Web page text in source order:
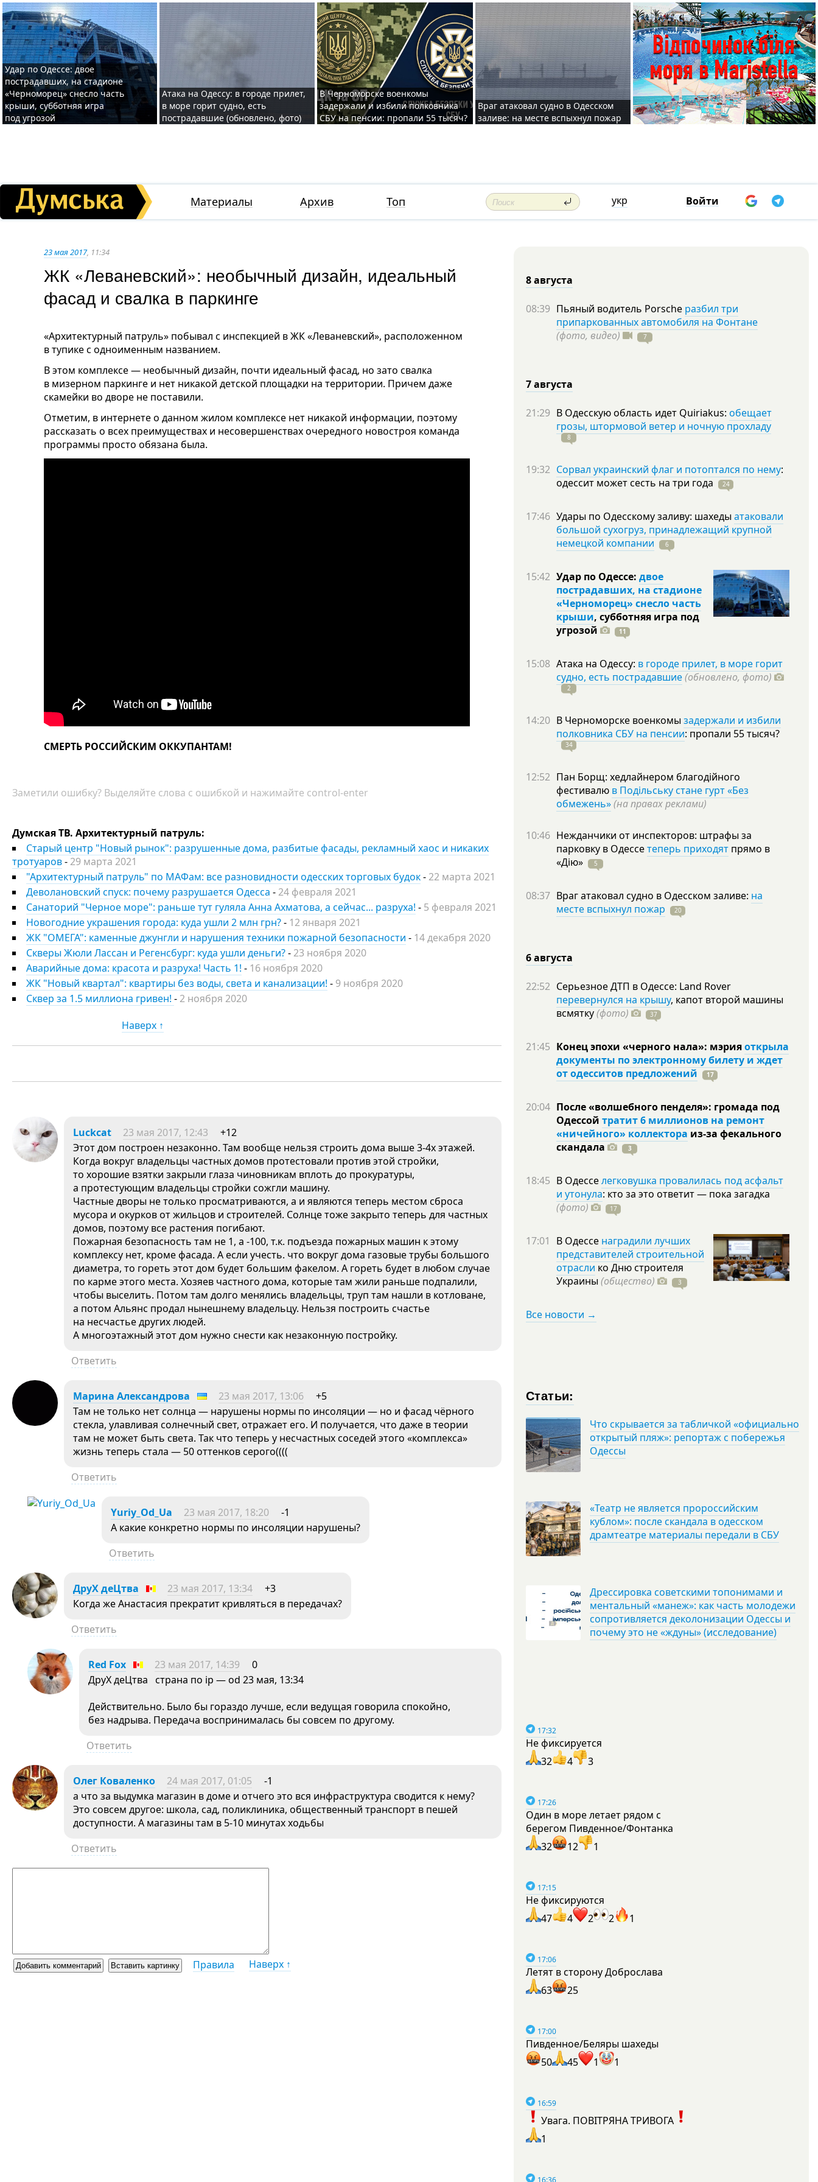
Удар по Одессе: двое
пострадавших, на стадионе
«Черноморец» снесло часть
крыши, субботняя игра
под угрозой
Атака на Одессу: в городе прилет,
в море горит судно, есть
пострадавшие (обновлено, фото)
В Черноморске военкомы
задержали и избили полковника
СБУ на пенсии: пропали 55 тысяч?
Враг атаковал судно в Одесском
заливе: на месте вспыхнул пожар
Материалы Архив Топ укр Войти
23 мая 2017, 11:34
ЖК «Леваневский»: необычный дизайн, идеальный
фасад и свалка в паркинге
«Архитектурный патруль» побывал с инспекцией в ЖК «Леваневский», расположенном
в тупике с одноименным названием.
В этом комплексе — необычный дизайн, почти идеальный фасад, но зато свалка
в мизерном паркинге и нет никакой детской площадки на территории. Причем даже
скамейки во дворе не поставили.
Отметим, в интернете о данном жилом комплексе нет никакой информации, поэтому
рассказать о всех преимуществах и несовершенствах очередного новостроя команда
программы просто обязана была.
СМЕРТЬ РОССИЙСКИМ ОККУПАНТАМ!
Заметили ошибку? Выделяйте слова с ошибкой и нажимайте control-enter
Думская ТВ. Архитектурный патруль:
Старый центр "Новый рынок": разрушенные дома, разбитые фасады, рекламный хаос и никаких
тротуаров- 29 марта 2021
"Архитектурный патруль" по МАФам: все разновидности одесских торговых будок- 22 марта 2021
Деволановский спуск: почему разрушается Одесса - 24 февраля 2021
Санаторий "Черное море": раньше тут гуляла Анна Ахматова, а сейчас... разруха! - 5 февраля 2021
Новогодние украшения города: куда ушли 2 млн грн?- 12 января 2021
ЖК "ОМЕГА": каменные джунгли и нарушения техники пожарной безопасности - 14 декабря 2020
Скверы Жюли Лассан и Регенсбург: куда ушли деньги?- 23 ноября 2020
Аварийные дома: красота и разруха! Часть 1! - 16 ноября 2020
ЖК "Новый квартал": квартиры без воды, света и канализации! - 9 ноября 2020
Сквер за 1.5 миллиона гривен! - 2 ноября 2020
Наверх ↑
Luckcat 23 мая 2017, 12:43
+12
Этот дом построен незаконно. Там вообще нельзя строить дома выше 3-4х этажей.
Когда вокруг владельцы частных домов протестовали против этой стройки,
то хорошие взятки закрыли глаза чиновникам вплоть до прокуратуры,
а протестующим владельцы стройки сожгли машину.
Частные дворы не только просматриваются, а и являются теперь местом сброса
мусора и окурков от жильцов и строителей. Солнце тоже закрыто теперь для частных
домов, поэтому все растения погибают.
Пожарная безопасность там не 1, а -100, т.к. подъезда пожарных машин к этому
комплексу нет, кроме фасада. А если учесть. что вокруг дома газовые трубы большого
диаметра, то гореть этот дом будет большим факелом. А гореть будет в любом случае
по карме этого места. Хозяев частного дома, которые там жили раньше подпалили,
чтобы выселить. Потом там долго менялись владельцы, труп там нашли в котловане,
а потом Альянс продал нынешнему владельцу. Нельзя построить счастье
на несчастье других людей.
А многоэтажный этот дом нужно снести как незаконную постройку.
Ответить
Марина Александрова 23 мая 2017, 13:06
+5
Там не только нет солнца — нарушены нормы по инсоляции — но и фасад чёрного
стекла, улавливая солнечный свет, отражает его. И получается, что даже в теории
там не может быть света. Так что теперь у несчастных соседей этого «комплекса»
жизнь теперь стала — 50 оттенков серого((((
Ответить
Yuriy_Od_Ua 23 мая 2017, 18:20
-1
А какие конкретно нормы по инсоляции нарушены?
Ответить
ДруХ деЦтва 23 мая 2017, 13:34
+3
Когда же Анастасия прекратит кривляться в передачах?
Ответить
Red Fox 23 мая 2017, 14:39
0
ДруХ деЦтва страна по ip — od 23 мая, 13:34
Действительно. Было бы гораздо лучше, если ведущая говорила спокойно,
без надрыва. Передача воспринималась бы совсем по другому.
Ответить
Олег Коваленко 24 мая 2017, 01:05
-1
а что за выдумка магазин в доме и отчего это вся инфраструктура сводится к нему?
Это совсем другое: школа, сад, поликлиника, общественный транспорт в пешей
доступности. А магазины там в 5-10 минутах ходьбы
Ответить
Правила Наверх ↑
8 августа
08:39 Пьяный водитель Porsche разбил три
припаркованных автомобиля на Фонтане
(фото, видео)
7
7 августа
21:29 В Одесскую область идет Quiriakus: обещает
грозы, штормовой ветер и ночную прохладу
8
19:32 Сорвал украинский флаг и потоптался по нему:
одессит может сесть на три года 24
17:46 Удары по Одесскому заливу: шахеды атаковали
большой сухогруз, принадлежащий крупной
немецкой компании
6
15:42 Удар по Одессе: двое
пострадавших, на стадионе
«Черноморец» снесло часть
крыши, субботняя игра под
угрозой
11
15:08 Атака на Одессу: в городе прилет, в море горит
судно, есть пострадавшие(обновлено, фото)
2
14:20 В Черноморске военкомы задержали и избили
полковника СБУ на пенсии: пропали 55тысяч?
34
12:52 Пан Борщ: хедлайнером благодійного
фестивалю в Подільську стане гурт «Без
обмежень»(на правах реклами)
10:46 Нежданчики от инспекторов: штрафы за
парковку в Одессетеперь приходят прямо в
«Дію»
5
08:37 Враг атаковал судно в Одесском заливе: на
месте вспыхнул пожар
20
6 августа
22:52 Серьезное ДТП в Одессе: Land Rover
перевернулся на крышу, капот второй машины
всмятку(фото) 37
21:45 Конец эпохи «черного нала»: мэрияоткрыла
документы по электронному билету и ждет
от одесситов предложений
17
20:04 После «волшебного пенделя»: громада под
Одессой тратит 6 миллионов на ремонт
«ничейного» коллектора из-за фекального
скандала
3
18:45 В Одесселегковушка провалилась под асфальт
и утонула: кто за это ответит — пока загадка
(фото)
17
17:01 В Одессе наградили лучших
представителей строительной
отрасли ко Дню строителя
Украины (общество) 3
Все новости →
Статьи:
Что скрывается за табличкой «официально
открытый пляж»: репортаж с побережья
Одессы
«Театр не является пророссийским
кублом»: после скандала в одесском
драмтеатре материалы передали в СБУ
Дрессировка советскими топонимами и
ментальный «манеж»: как часть молодежи
сопротивляется деколонизации Одессы и
почему это не «ждуны» (исследование)
17:32
Не фиксируется
32
4 3
17:26
Один в море летает рядом с
берегом Пивденное/Фонтанка
32
12 1
17:15
Не фиксируются
47
4 2 2 1
17:06
Летят в сторону Доброслава
63
25
17:00
Пивденное/Беляры шахеды
50
45 1 1
16:59
Увага. ПОВІТРЯНА ТРИВОГА
1
16:36